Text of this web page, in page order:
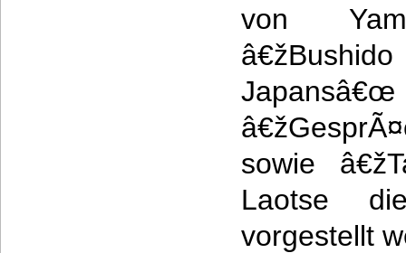
von
sowie
Laotse
vorgestellt